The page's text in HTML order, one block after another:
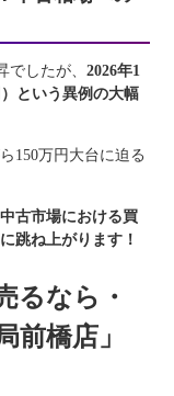
でしたが、 2026年1
という異例の大幅
150万円大台に迫る
中古市場における買
跳ね上がります！
るなら・
橋店」